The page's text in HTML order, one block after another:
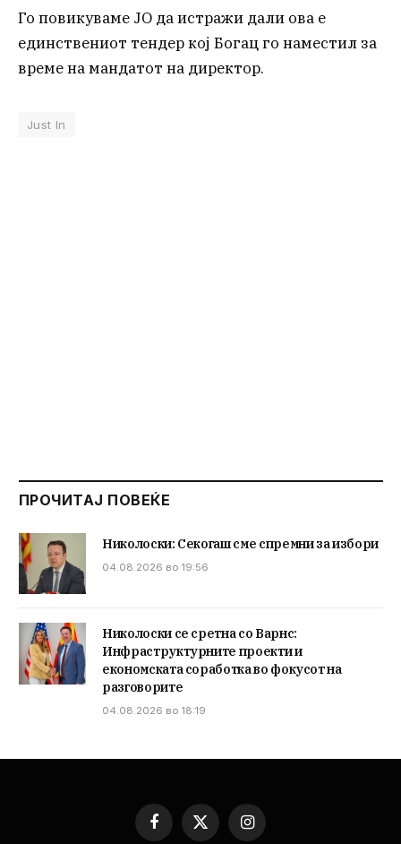
Го повикуваме ЈО да истражи дали ова е
единствениот тендер кој Богац го наместил за
време на мандатот на директор.
Just In
ПРОЧИТАЈ ПОВЕЌЕ
Николоски: Секогаш сме спремни за избори
04.08.2026 во 19:56
Николоски се сретна со Варнс:
Инфраструктурните проекти и
економската соработка во фокусот на
разговорите
04.08.2026 во 18:19
Facebook
X
Instagram